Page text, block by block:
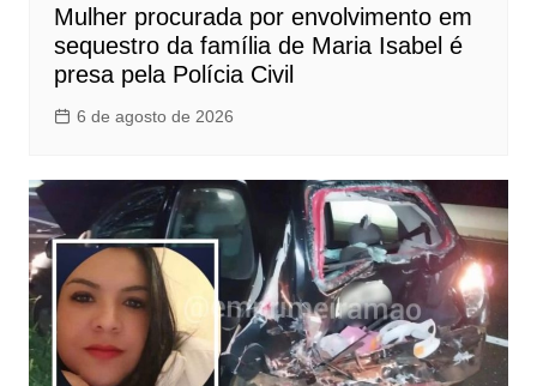
Mulher procurada por envolvimento em
sequestro da família de Maria Isabel é
presa pela Polícia Civil
6 de agosto de 2026